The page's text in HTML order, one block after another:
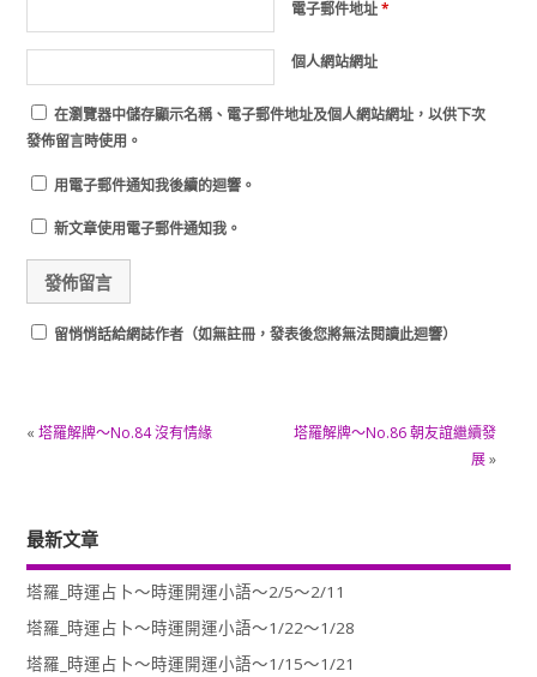
電子郵件地址*
個人網站網址
在瀏覽器中儲存顯示名稱、電子郵件地址及個人網站網址，以供下次
發佈留言時使用。
用電子郵件通知我後續的迴響。
新文章使用電子郵件通知我。
留悄悄話給網誌作者（如無註冊，發表後您將無法閱讀此迴響）
« 塔羅解牌～No.84 沒有情緣
塔羅解牌～No.86 朝友誼繼續發
展»
最新文章
塔羅_時運占卜～時運開運小語～2/5～2/11
塔羅_時運占卜～時運開運小語～1/22～1/28
塔羅_時運占卜～時運開運小語～1/15～1/21